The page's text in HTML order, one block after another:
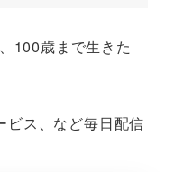
100歳まで生きた
ビス、など毎日配信